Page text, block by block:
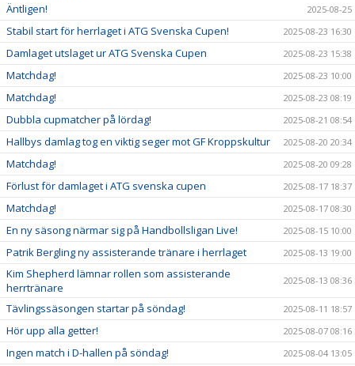
Äntligen! 2025-08-25
Stabil start för herrlaget i ATG Svenska Cupen! 2025-08-23 16:30
Damlaget utslaget ur ATG Svenska Cupen 2025-08-23 15:38
Matchdag! 2025-08-23 10:00
Matchdag! 2025-08-23 08:19
Dubbla cupmatcher på lördag! 2025-08-21 08:54
Hallbys damlag tog en viktig seger mot GF Kroppskultur 2025-08-20 20:34
Matchdag! 2025-08-20 09:28
Förlust för damlaget i ATG svenska cupen 2025-08-17 18:37
Matchdag! 2025-08-17 08:30
En ny säsong närmar sig på Handbollsligan Live! 2025-08-15 10:00
Patrik Bergling ny assisterande tränare i herrlaget 2025-08-13 19:00
Kim Shepherd lämnar rollen som assisterande
herrtränare
2025-08-13 08:36
Tävlingssäsongen startar på söndag! 2025-08-11 18:57
Hör upp alla getter! 2025-08-07 08:16
Ingen match i D-hallen på söndag! 2025-08-04 13:05